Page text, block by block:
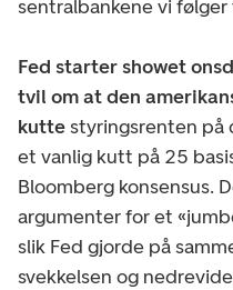
sentralbankene vi
Fed starter showet
tvil om at den
kuttestyringsrenten
et vanlig kutt på 25
Bloomberg konsensus.
argumenter for et
slik Fed gjorde på
svekkelsen og